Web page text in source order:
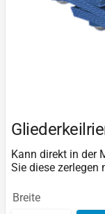
Kann direkt in der
Sie diese zerlegen
Breite